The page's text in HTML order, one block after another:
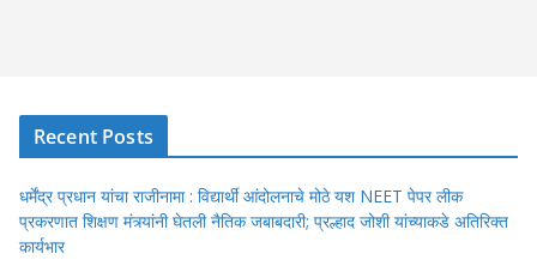
Recent Posts
धर्मेंद्र प्रधान यांचा राजीनामा : विद्यार्थी आंदोलनाचे मोठे यश NEET पेपर लीक
प्रकरणात शिक्षण मंत्र्यांनी घेतली नैतिक जबाबदारी; प्रल्हाद जोशी यांच्याकडे अतिरिक्त
कार्यभार